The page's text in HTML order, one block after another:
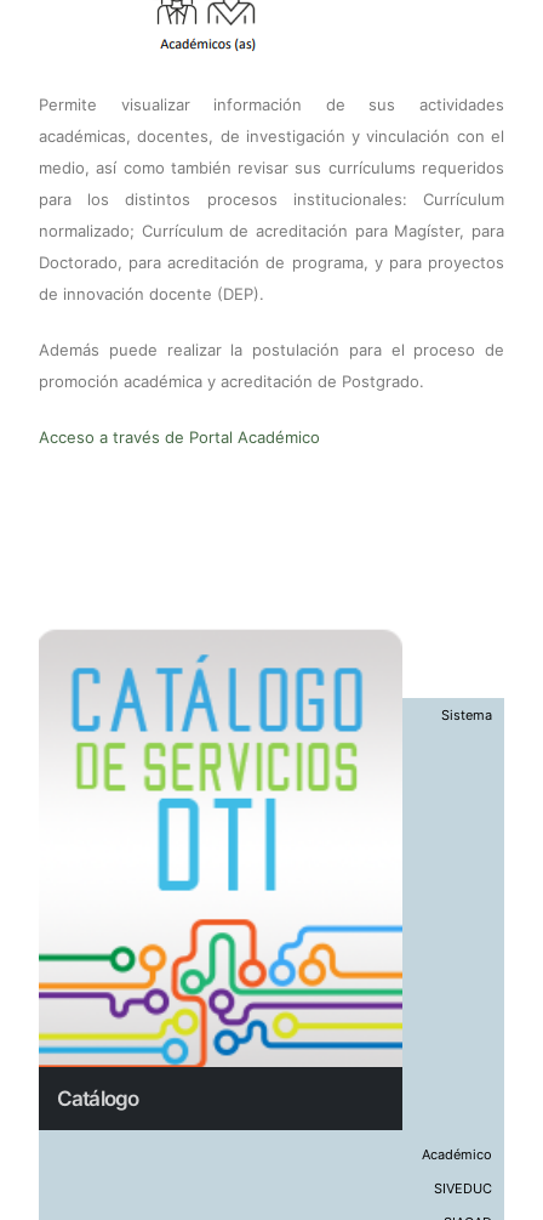
Permite visualizar información de sus actividades
académicas, docentes, de investigación y vinculación con el
medio, así como también revisar sus currículums requeridos
para los distintos procesos institucionales: Currículum
normalizado; Currículum de acreditación para Magíster, para
Doctorado, para acreditación de programa, y para proyectos
de innovación docente (DEP).
Además puede realizar la postulación para el proceso de
promoción académica y acreditación de Postgrado.
Acceso a través de Portal Académico
Catálogo
Sistema
Académico
SIVEDUC